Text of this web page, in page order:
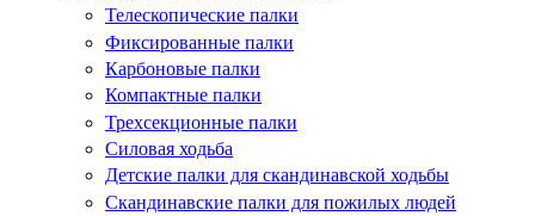
Телескопические палки
Фиксированные палки
Карбоновые палки
Компактные палки
Трехсекционные палки
Силовая ходьба
Детские палки для скандинавской ходьбы
Скандинавские палки для пожилых людей